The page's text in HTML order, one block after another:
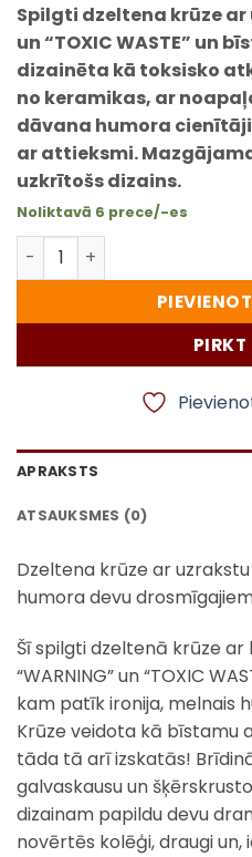
Spilgti dzeltena krūze ar
un “TOXIC WASTE” un
dizainēta kā toksisko
no keramikas, ar
dāvana humora
ar attieksmi.
uzkrītošs dizains.
Noliktavā 6 prece/-es
Dzeltena krūze ar
PIRKT
APRAKSTS
ATSAUKSMES (0)
Dzeltena krūze ar
humora devu
Šī spilgti dzeltenā krūze
“WARNING” un “TOXIC
kam patīk ironija, melnais
Krūze veidota kā bīstamu
tāda tā arī izskatās!
galvaskausu un
dizainam papildu devu
novērtēs kolēģi, draugi un,